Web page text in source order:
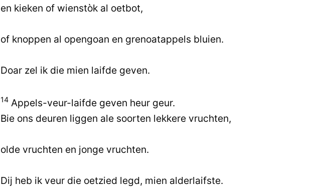
en kieken of wienstòk al oetbot,
of knoppen al opengoan en grenoatappels bluien.
Doar zel ik die mien laifde geven.
14 Appels-veur-laifde geven heur geur.
Bie ons deuren liggen ale soorten lekkere vruchten,
olde vruchten en jonge vruchten.
Dij heb ik veur die oetzied legd, mien alderlaifste.